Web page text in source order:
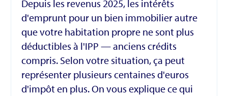
Depuis les revenus 2025, les intérêts
d'emprunt pour un bien immobilier autre
que votre habitation propre ne sont plus
déductibles à l'IPP — anciens crédits
compris. Selon votre situation, ça peut
représenter plusieurs centaines d'euros
d'impôt en plus. On vous explique ce qui